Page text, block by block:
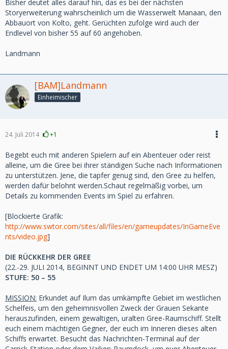
Bisher deutet alles darauf hin, das es bei der nächsten
Storyerweiterung wahrscheinlich um die Wasserwelt Manaan, den
Abbauort von Kolto, geht. Gerüchten zufolge wird auch der
Endlevel von bisher 55 auf 60 angehoben.
Landmann
[BAM]Landmann
Einheimischer
24. Juli 2014 +1
Begebt euch mit anderen Spielern auf ein Abenteuer oder reist
alleine, um die Gree bei ihrer ständigen Suche nach Informationen
zu unterstützen. Jene, die tapfer genug sind, den Gree zu helfen,
werden dafür belohnt werden.Schaut regelmäßig vorbei, um
Details zu kommenden Events im Spiel zu erfahren.
[Blockierte Grafik:
http://www.swtor.com/sites/all/files/en/gameupdates/InGameEve
nts/video.jpg]
DIE RÜCKKEHR DER GREE
(22.-29. JULI 2014, BEGINNT UND ENDET UM 14:00 UHR MESZ)
STUFE: 50 – 55
MISSION: Erkundet auf Ilum das umkämpfte Gebiet im westlichen
Schelfeis, um den geheimnisvollen Zweck der Grauen Sekante
herauszufinden, einem gewaltigen, uralten Gree-Raumschiff. Stellt
euch einem mächtigen Gegner, der euch im Inneren dieses alten
Schiffs erwartet. Besucht das Nachrichten-Terminal auf der